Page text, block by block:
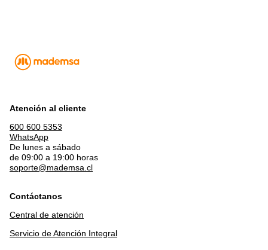
Atención al cliente
600 600 5353
WhatsApp
De lunes a sábado
de 09:00 a 19:00 horas
soporte@mademsa.cl
Contáctanos
Central de atención
Servicio de Atención Integral